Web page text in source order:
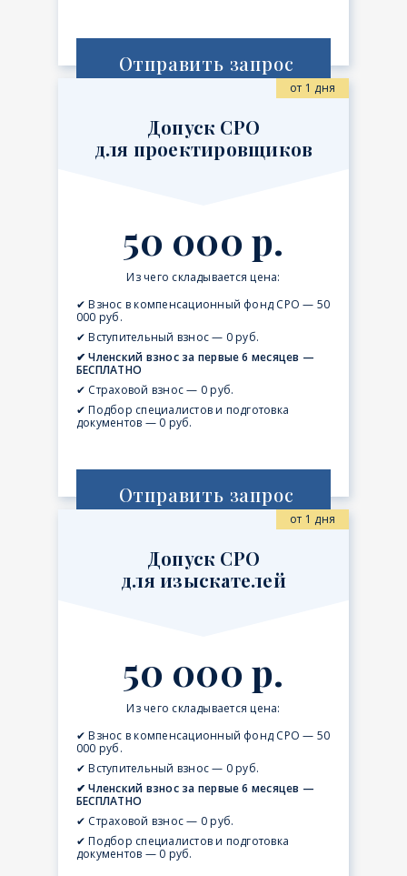
Отправить запрос
от 1 дня
Допуск СРО
для проектировщиков
50 000 р.
Из чего складывается цена:
✔ Взнос в компенсационный фонд СРО — 50
000 руб.
✔ Вступительный взнос — 0 руб.
✔ Членский взнос за первые 6 месяцев —
БЕСПЛАТНО
✔ Страховой взнос — 0 руб.
✔ Подбор специалистов и подготовка
документов — 0 руб.
Отправить запрос
от 1 дня
Допуск СРО
для изыскателей
50 000 р.
Из чего складывается цена:
✔ Взнос в компенсационный фонд СРО — 50
000 руб.
✔ Вступительный взнос — 0 руб.
✔ Членский взнос за первые 6 месяцев —
БЕСПЛАТНО
✔ Страховой взнос — 0 руб.
✔ Подбор специалистов и подготовка
документов — 0 руб.